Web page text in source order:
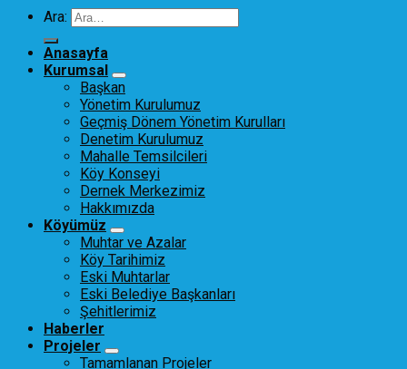
Ara:
Anasayfa
Kurumsal
Başkan
Yönetim Kurulumuz
Geçmiş Dönem Yönetim Kurulları
Denetim Kurulumuz
Mahalle Temsilcileri
Köy Konseyi
Dernek Merkezimiz
Hakkımızda
Köyümüz
Muhtar ve Azalar
Köy Tarihimiz
Eski Muhtarlar
Eski Belediye Başkanları
Şehitlerimiz
Haberler
Projeler
Tamamlanan Projeler